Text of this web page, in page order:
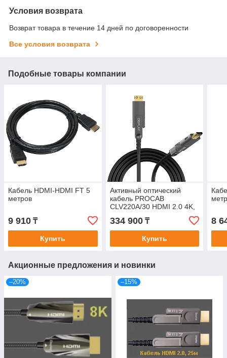
Условия возврата
Возврат товара в течение 14 дней по договоренности
Все условия возврата
Подобные товары компании
Кабель HDMI-HDMI FT 5
метров
9 910 ₸
Купить
Активный оптический
кабель PROCAB
CLV220A/30 HDMI 2.0 4K,
334 900₸
Купить
8
Акционные предложения и новинки
–20% –15%